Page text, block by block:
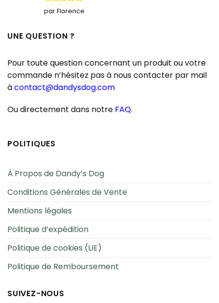
Note5sur
5
par Florence
UNE QUESTION ?
Pour toute question concernant un produit ou votre
commande n’hésitez pas à nous contacter par mail
àcontact@dandysdog.com
Ou directement dans notre FAQ.
POLITIQUES
À Propos de Dandy’s Dog
Conditions Générales de Vente
Mentions légales
Politique d’expédition
Politique de cookies (UE)
Politique de Remboursement
SUIVEZ-NOUS